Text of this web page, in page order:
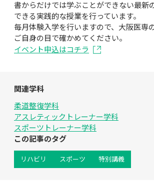
書からだけでは学ぶことができない最新
できる実践的な授業を行っています。
毎月体験入学を行いますので、大阪医専
ご自身の目で確かめてください。
イベント申込はコチラ
関連学科
柔道整復学科
アスレティックトレーナー学科
スポーツトレーナー学科
この記事のタグ
リハビリ スポーツ 特別講義